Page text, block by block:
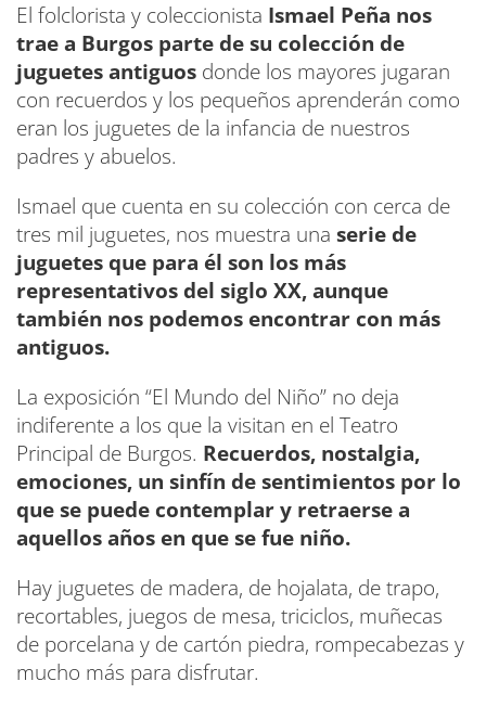
El folclorista y coleccionista Ismael Peña nos
trae a Burgos parte de su colección de
juguetes antiguos donde los mayores jugaran
con recuerdos y los pequeños aprenderán como
eran los juguetes de la infancia de nuestros
padres y abuelos.
Ismael que cuenta en su colección con cerca de
tres mil juguetes, nos muestra una serie de
juguetes que para él son los más
representativos del siglo XX, aunque
también nos podemos encontrar con más
antiguos.
La exposición “El Mundo del Niño” no deja
indiferente a los que la visitan en el Teatro
Principal de Burgos. Recuerdos, nostalgia,
emociones, un sinfín de sentimientos por lo
que se puede contemplar y retraerse a
aquellos años en que se fue niño.
Hay juguetes de madera, de hojalata, de trapo,
recortables, juegos de mesa, triciclos, muñecas
de porcelana y de cartón piedra, rompecabezas y
mucho más para disfrutar.